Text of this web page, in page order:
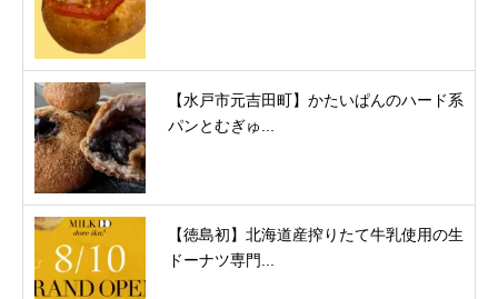
【水戸市元吉田町】かたいぱんのハード系
パンとむぎゅ...
【徳島初】北海道産搾りたて牛乳使用の生
ドーナツ専門...